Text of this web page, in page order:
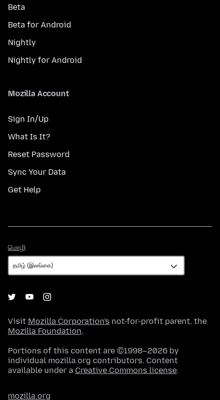
Beta
Beta for Android
Nightly
Nightly for Android
Mozilla Account
Sign In/Up
What Is It?
Reset Password
Sync Your Data
Get Help
மொழி
Visit Mozilla Corporation's not-for-profit parent, the
Mozilla Foundation.
Portions of this content are ©1998–2026 by
individual mozilla.org contributors. Content
available under a Creative Commons license.
mozilla.org